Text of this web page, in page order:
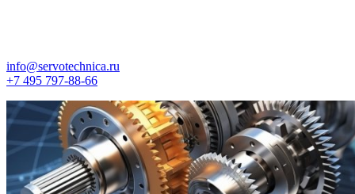
info@servotechnica.ru
+7 495 797-88-66